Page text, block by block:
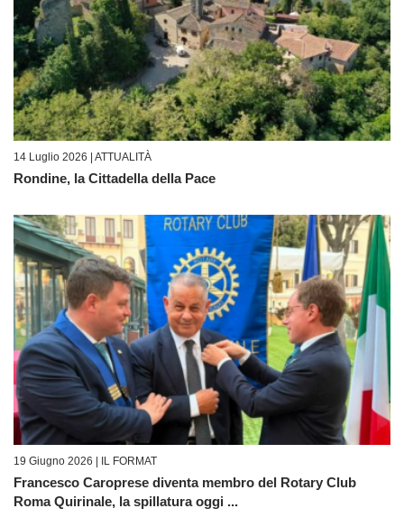
14 Luglio 2026 | ATTUALITÀ
Rondine, la Cittadella della Pace
19 Giugno 2026 | IL FORMAT
Francesco Caroprese diventa membro del Rotary Club
Roma Quirinale, la spillatura oggi ...